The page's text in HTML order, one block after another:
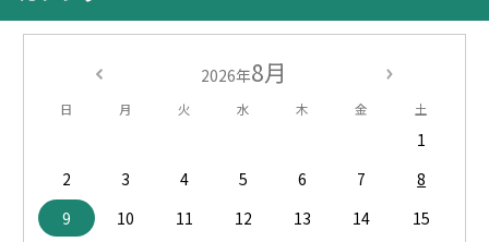
2026年8月
日 月 火 水 木 金 土
1
2
3 4 5 6 7
8
9
10 11 12 13 14
15